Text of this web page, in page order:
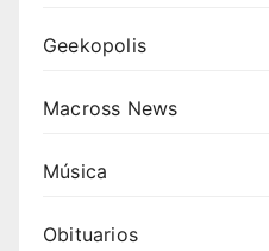
Geekopolis
Macross News
Música
Obituarios